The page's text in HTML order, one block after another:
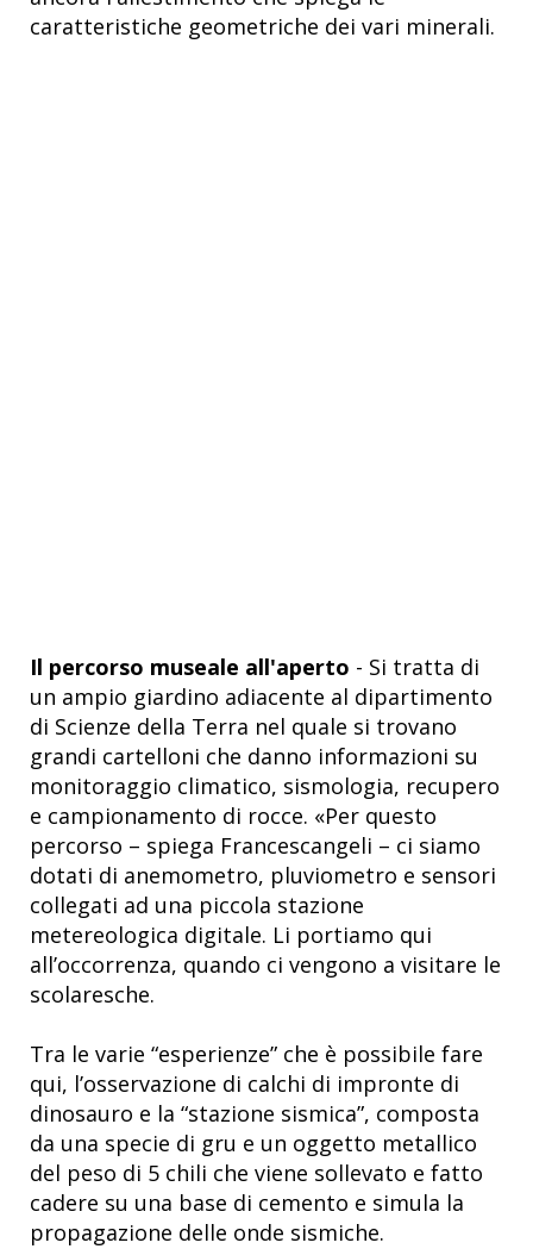
caratteristiche geometriche dei vari minerali.
Il percorso museale all'aperto - Si tratta di
un ampio giardino adiacente al dipartimento
di Scienze della Terra nel quale si trovano
grandi cartelloni che danno informazioni su
monitoraggio climatico, sismologia, recupero
e campionamento di rocce. «Per questo
percorso – spiega Francescangeli – ci siamo
dotati di anemometro, pluviometro e sensori
collegati ad una piccola stazione
metereologica digitale. Li portiamo qui
all’occorrenza, quando ci vengono a visitare le
scolaresche.
Tra le varie “esperienze” che è possibile fare
qui, l’osservazione di calchi di impronte di
dinosauro e la “stazione sismica”, composta
da una specie di gru e un oggetto metallico
del peso di 5 chili che viene sollevato e fatto
cadere su una base di cemento e simula la
propagazione delle onde sismiche.